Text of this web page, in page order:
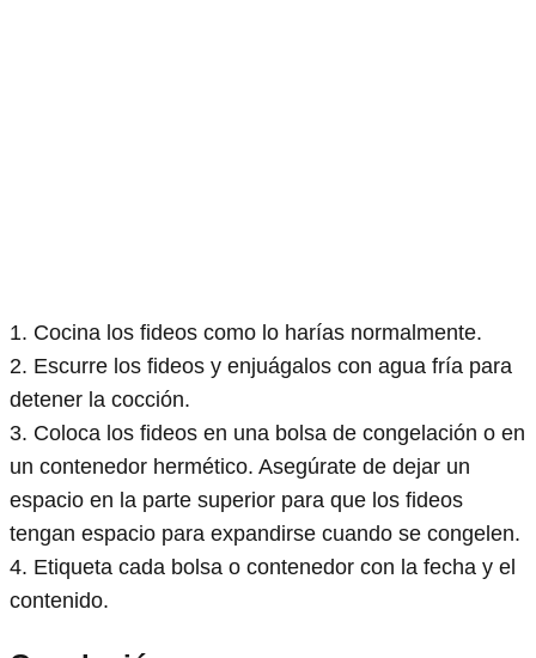
1. Cocina los fideos como lo harías normalmente.
2. Escurre los fideos y enjuágalos con agua fría para
detener la cocción.
3. Coloca los fideos en una bolsa de congelación o en
un contenedor hermético. Asegúrate de dejar un
espacio en la parte superior para que los fideos
tengan espacio para expandirse cuando se congelen.
4. Etiqueta cada bolsa o contenedor con la fecha y el
contenido.